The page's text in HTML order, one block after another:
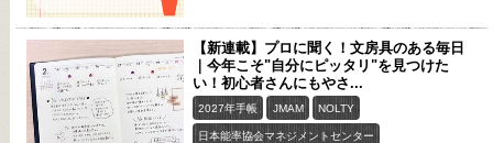
【新連載】プロに聞く！文房具のある毎日
｜今年こそ"自分にピッタリ"を見つけた
い！初心者さんにもやさ...
2027年手帳 JMAM NOLTY
日本能率協会マネジメントセンター